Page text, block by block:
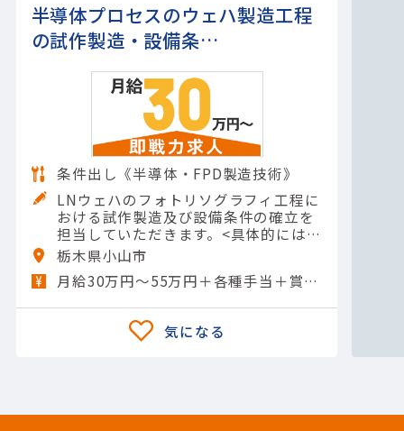
半導体プロセスのウェハ製造工程
の試作製造・設備条…
条件出し《半導体・FPD製造技術》
LNウェハのフォトリソグラフィ工程に
おける試作製造及び設備条件の確立を
担当していただきます。<具体的には>
・フォトリソグラフィ工程における試
作条件の検討・設定・レジスト塗布、
露光、現像など各製造プ…
栃木県小山市
月給30万円～55万円＋各種手当＋賞与年2回